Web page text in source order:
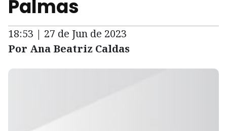
Palmas
18:53 | 27 de Jun de 2023
Por Ana Beatriz Caldas